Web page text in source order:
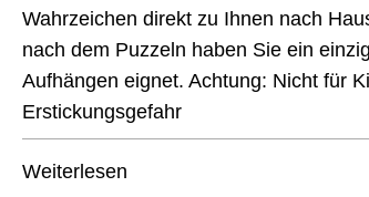
Wahrzeichen direkt zu Ihnen nach
nach dem Puzzeln haben Sie ein
Aufhängen eignet. Achtung: Nicht für
Erstickungsgefahr
Weiterlesen